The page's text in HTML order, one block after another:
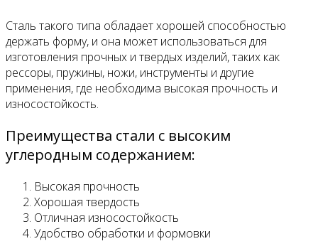
Сталь такого типа обладает хорошей способностью
держать форму, и она может использоваться для
изготовления прочных и твердых изделий, таких как
рессоры, пружины, ножи, инструменты и другие
применения, где необходима высокая прочность и
износостойкость.
Преимущества стали с высоким
углеродным содержанием:
Высокая прочность
Хорошая твердость
Отличная износостойкость
Удобство обработки и формовки